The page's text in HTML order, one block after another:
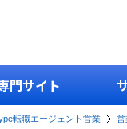
門サイト
転職エージェント営業 営